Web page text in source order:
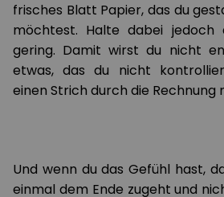
frisches Blatt Papier, das du
möchtest. Halte dabei jedoch
gering. Damit wirst du nicht
etwas, das du nicht
einen Strich durch die Rechnung
Und wenn du das Gefühl hast,
einmal dem Ende zugeht und